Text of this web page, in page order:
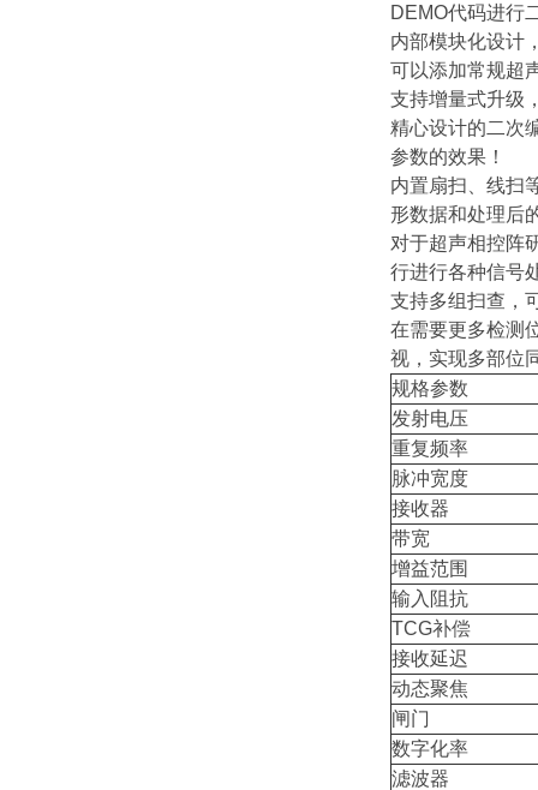
DEMO代码进行
内部模块化设计
可以添加常规超
支持增量式升级
精心设计的二次
参数的效果！
内置扇扫、线扫
形数据和处理后
对于超声相控阵
行进行各种信号
支持多组扫查，
在需要更多检测
视，实现多部位
规格参数
发射电压
重复频率
脉冲宽度
接收器
带宽
增益范围
输入阻抗
TCG补偿
接收延迟
动态聚焦
闸门
数字化率
滤波器